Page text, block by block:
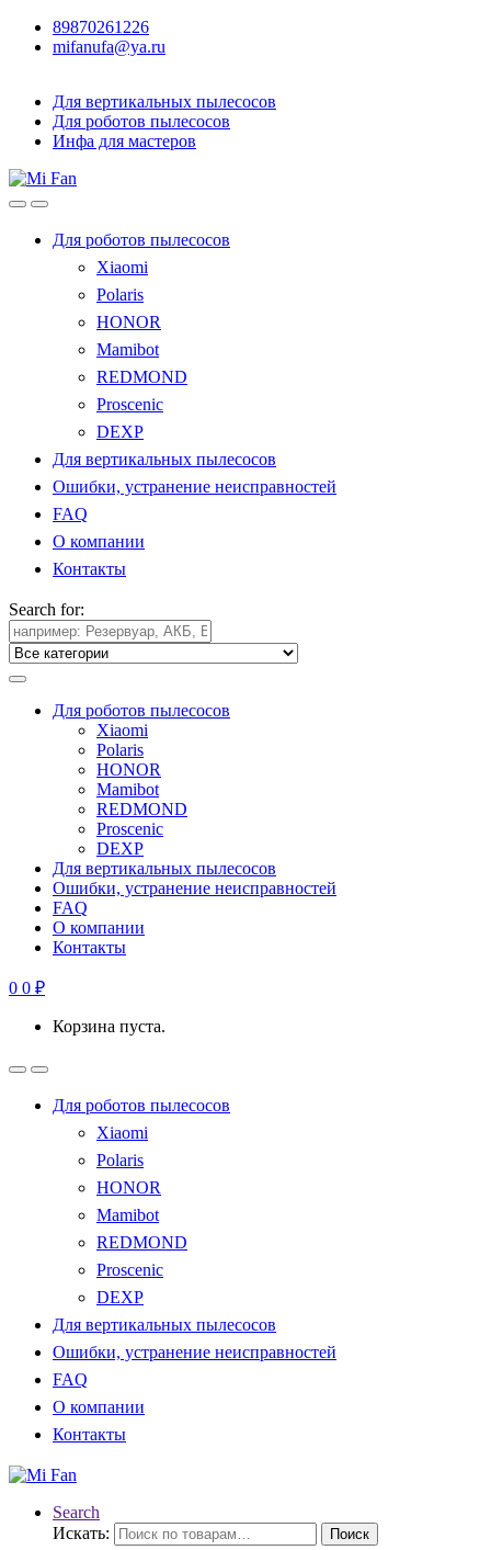
89870261226
mifanufa@ya.ru
Для вертикальных пылесосов
Для роботов пылесосов
Инфа для мастеров
Для роботов пылесосов
Xiaomi
Polaris
HONOR
Mamibot
REDMOND
Proscenic
DEXP
Для вертикальных пылесосов
Ошибки, устранение неисправностей
FAQ
О компании
Контакты
Search for:
Для роботов пылесосов
Xiaomi
Polaris
HONOR
Mamibot
REDMOND
Proscenic
DEXP
Для вертикальных пылесосов
Ошибки, устранение неисправностей
FAQ
О компании
Контакты
0 0 ₽
Корзина пуста.
Для роботов пылесосов
Xiaomi
Polaris
HONOR
Mamibot
REDMOND
Proscenic
DEXP
Для вертикальных пылесосов
Ошибки, устранение неисправностей
FAQ
О компании
Контакты
Search
Искать:
Поиск